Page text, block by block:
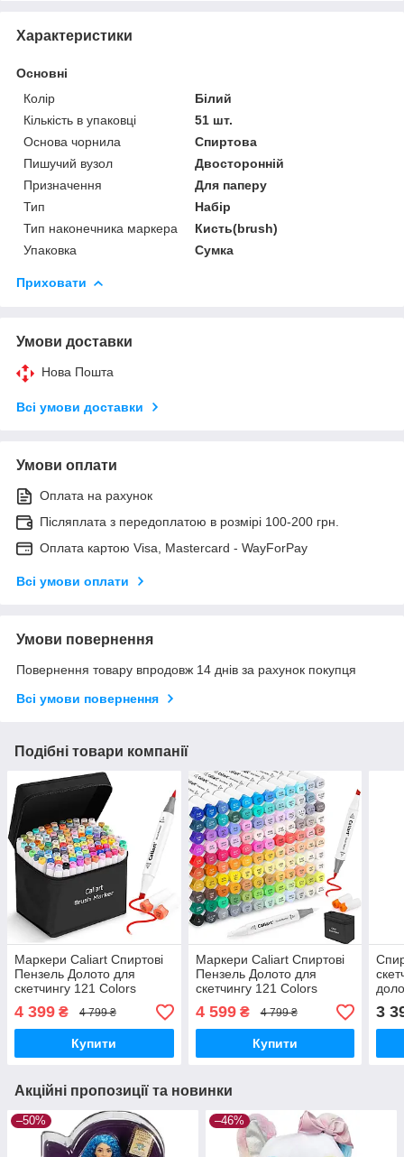
Характеристики
Основні
Колір
Білий
Кількість в упаковці
51 шт.
Основа чорнила
Спиртова
Пишучий вузол
Двосторонній
Призначення
Для паперу
Тип
Набір
Тип наконечника маркера
Кисть(brush)
Упаковка
Сумка
Приховати
Умови доставки
Нова Пошта
Всі умови доставки
Умови оплати
Оплата на рахунок
Післяплата з передоплатою в розмірі 100-200 грн.
Оплата картою Visa, Mastercard - WayForPay
Всі умови оплати
Умови повернення
Повернення товару впродовж 14 днів за рахунок покупця
Всі умови повернення
Подібні товари компанії
Маркери Caliart Спиртові
Пензель Долото для
скетчингу 121 Colors
Alcohol Brush Markers
Brush Chisel Оригінал
4 399 ₴ 4 799 ₴
Купити
Маркери Caliart Спиртові
Пензель Долото для
скетчингу 121 Colors
Alcohol Brush Markers
Brush Chisel Оригінал
4 599₴ 4 799 ₴
Купити
3
Акційні пропозиції та новинки
–50% –46%